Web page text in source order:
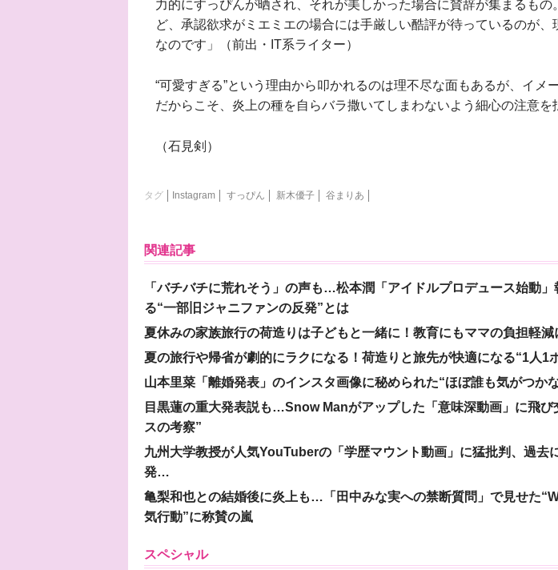
力的にすっぴんが晒され、それが美しかった場合に賛辞が集まるもの
ど、承認欲求がミエミエの場合には手厳しい酷評が待っているのが、
なのです」（前出・IT系ライター）
“可愛すぎる”という理由から叩かれるのは理不尽な面もあるが、イメ
だからこそ、炎上の種を自らバラ撒いてしまわないよう細心の注意を
（石見剣）
タグ Instagram すっぴん 新木優子 谷まりあ
関連記事
「バチバチに荒れそう」の声も…松本潤「アイドルプロデュース始動
る“一部旧ジャニファンの反発”とは
夏休みの家族旅行の荷造りは子どもと一緒に！教育にもママの負担軽減
夏の旅行や帰省が劇的にラクになる！荷造りと旅先が快適になる“1人1
山本里菜「離婚発表」のインスタ画像に秘められた“ほぼ誰も気がつか
目黒蓮の重大発表説も…Snow Manがアップした「意味深動画」に飛び
スの考察”
九州大学教授が人気YouTuberの「学歴マウント動画」に猛批判、過去
発…
亀梨和也との結婚後に炎上も…「田中みな実への禁断質問」で見せた
気行動”に称賛の嵐
スペシャル